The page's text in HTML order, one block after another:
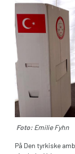
Foto: Emilie Fyhn
På Den tyrkiske